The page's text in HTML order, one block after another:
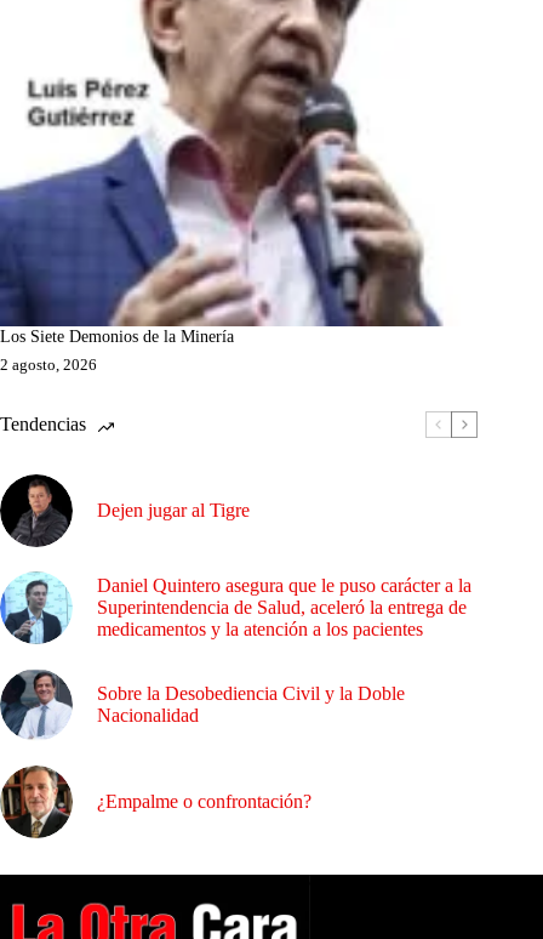
Los Siete Demonios de la Minería
2 agosto, 2026
Tendencias
Dejen jugar al Tigre
Daniel Quintero asegura que le puso carácter a la
Superintendencia de Salud, aceleró la entrega de
medicamentos y la atención a los pacientes
Sobre la Desobediencia Civil y la Doble
Nacionalidad
¿Empalme o confrontación?